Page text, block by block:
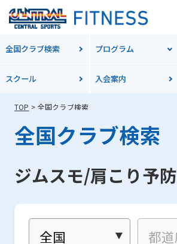
全国クラブ検索 プログラム
スクール 入会案内
TOP 全国クラブ検索
全国クラブ検索
ジムスモ/肩こり予防